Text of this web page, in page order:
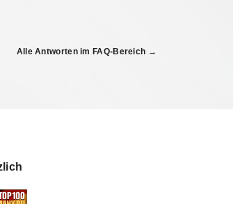
Alle Antworten im FAQ-Bereich →